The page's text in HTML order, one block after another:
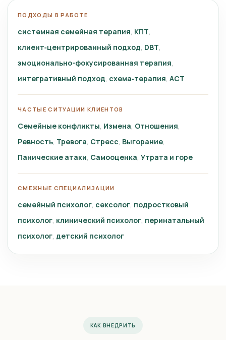
ПОДХОДЫ В РАБОТЕ
системная семейная терапия КПТ
клиент‑центрированный подход DBT
эмоционально-фокусированная терапия
интегративный подход схема‑терапия ACT
ЧАСТЫЕ СИТУАЦИИ КЛИЕНТОВ
Семейные конфликты Измена Отношения
Ревность Тревога Стресс Выгорание
Панические атаки Самооценка Утрата и горе
СМЕЖНЫЕ СПЕЦИАЛИЗАЦИИ
семейный психолог сексолог подростковый
психолог клинический психолог перинатальный
психолог детский психолог
КАК ВНЕДРИТЬ